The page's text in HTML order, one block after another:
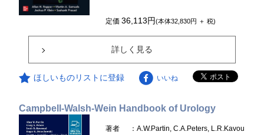
定価36,113円(本体32,830円 ＋ 税)
詳しく見る
ほしいものリストに登録 いいね
Campbell-Walsh-Wein Handbook of Urology
著者
：A.W.Partin, C.A.Peters, L.R.Kavou